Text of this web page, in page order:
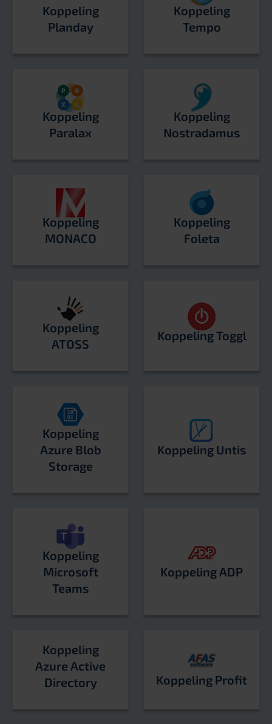
Koppeling
Planday
Koppeling
Tempo
Koppeling
Paralax
Koppeling
Nostradamus
Koppeling
MONACO
Koppeling
Foleta
Koppeling
ATOSS
Koppeling Toggl
Koppeling
Azure Blob
Storage
Koppeling Untis
Koppeling
Microsoft
Teams
Koppeling ADP
Koppeling
Azure Active
Directory
Koppeling Profit